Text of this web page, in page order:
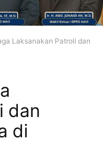
Laksanakan Patroli dan
dan
di